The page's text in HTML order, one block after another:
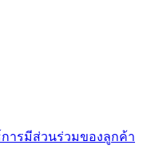
ารมีส่วนร่วมของลูกค้า